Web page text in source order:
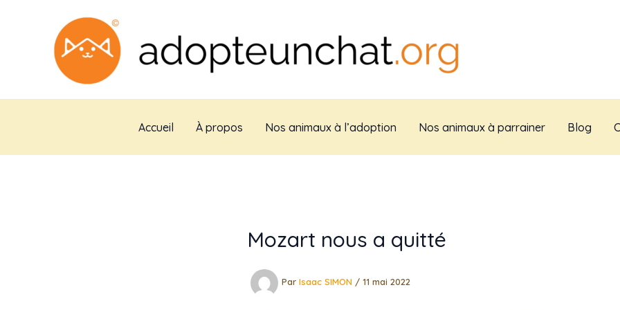
Accueil À propos Nos animaux à l’adoption Nos animaux à parrainer Blog
Mozart nous a quitté
Par Isaac SIMON / 11 mai 2022